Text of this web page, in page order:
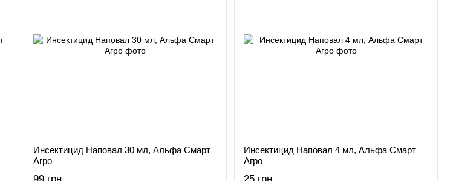
Инсектицид Наповал 30 мл, Альфа Смарт
Агро
Инсектицид Наповал 4 мл, Альфа Смарт
Агро